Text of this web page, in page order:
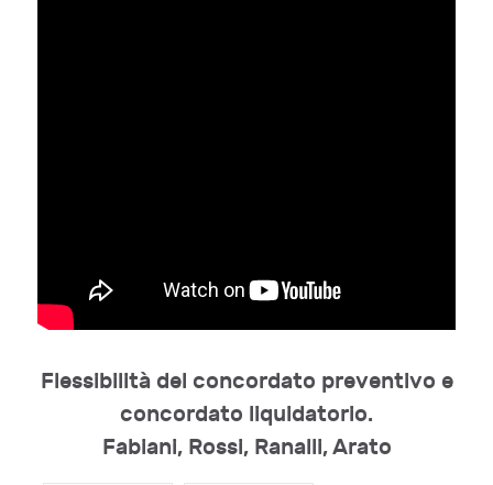
Flessibilità del concordato preventivo e
concordato liquidatorio.
Fabiani, Rossi, Ranalli, Arato